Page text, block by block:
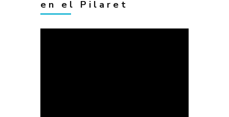
en el Pilaret